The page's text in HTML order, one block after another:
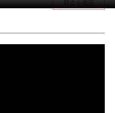
目次を表示